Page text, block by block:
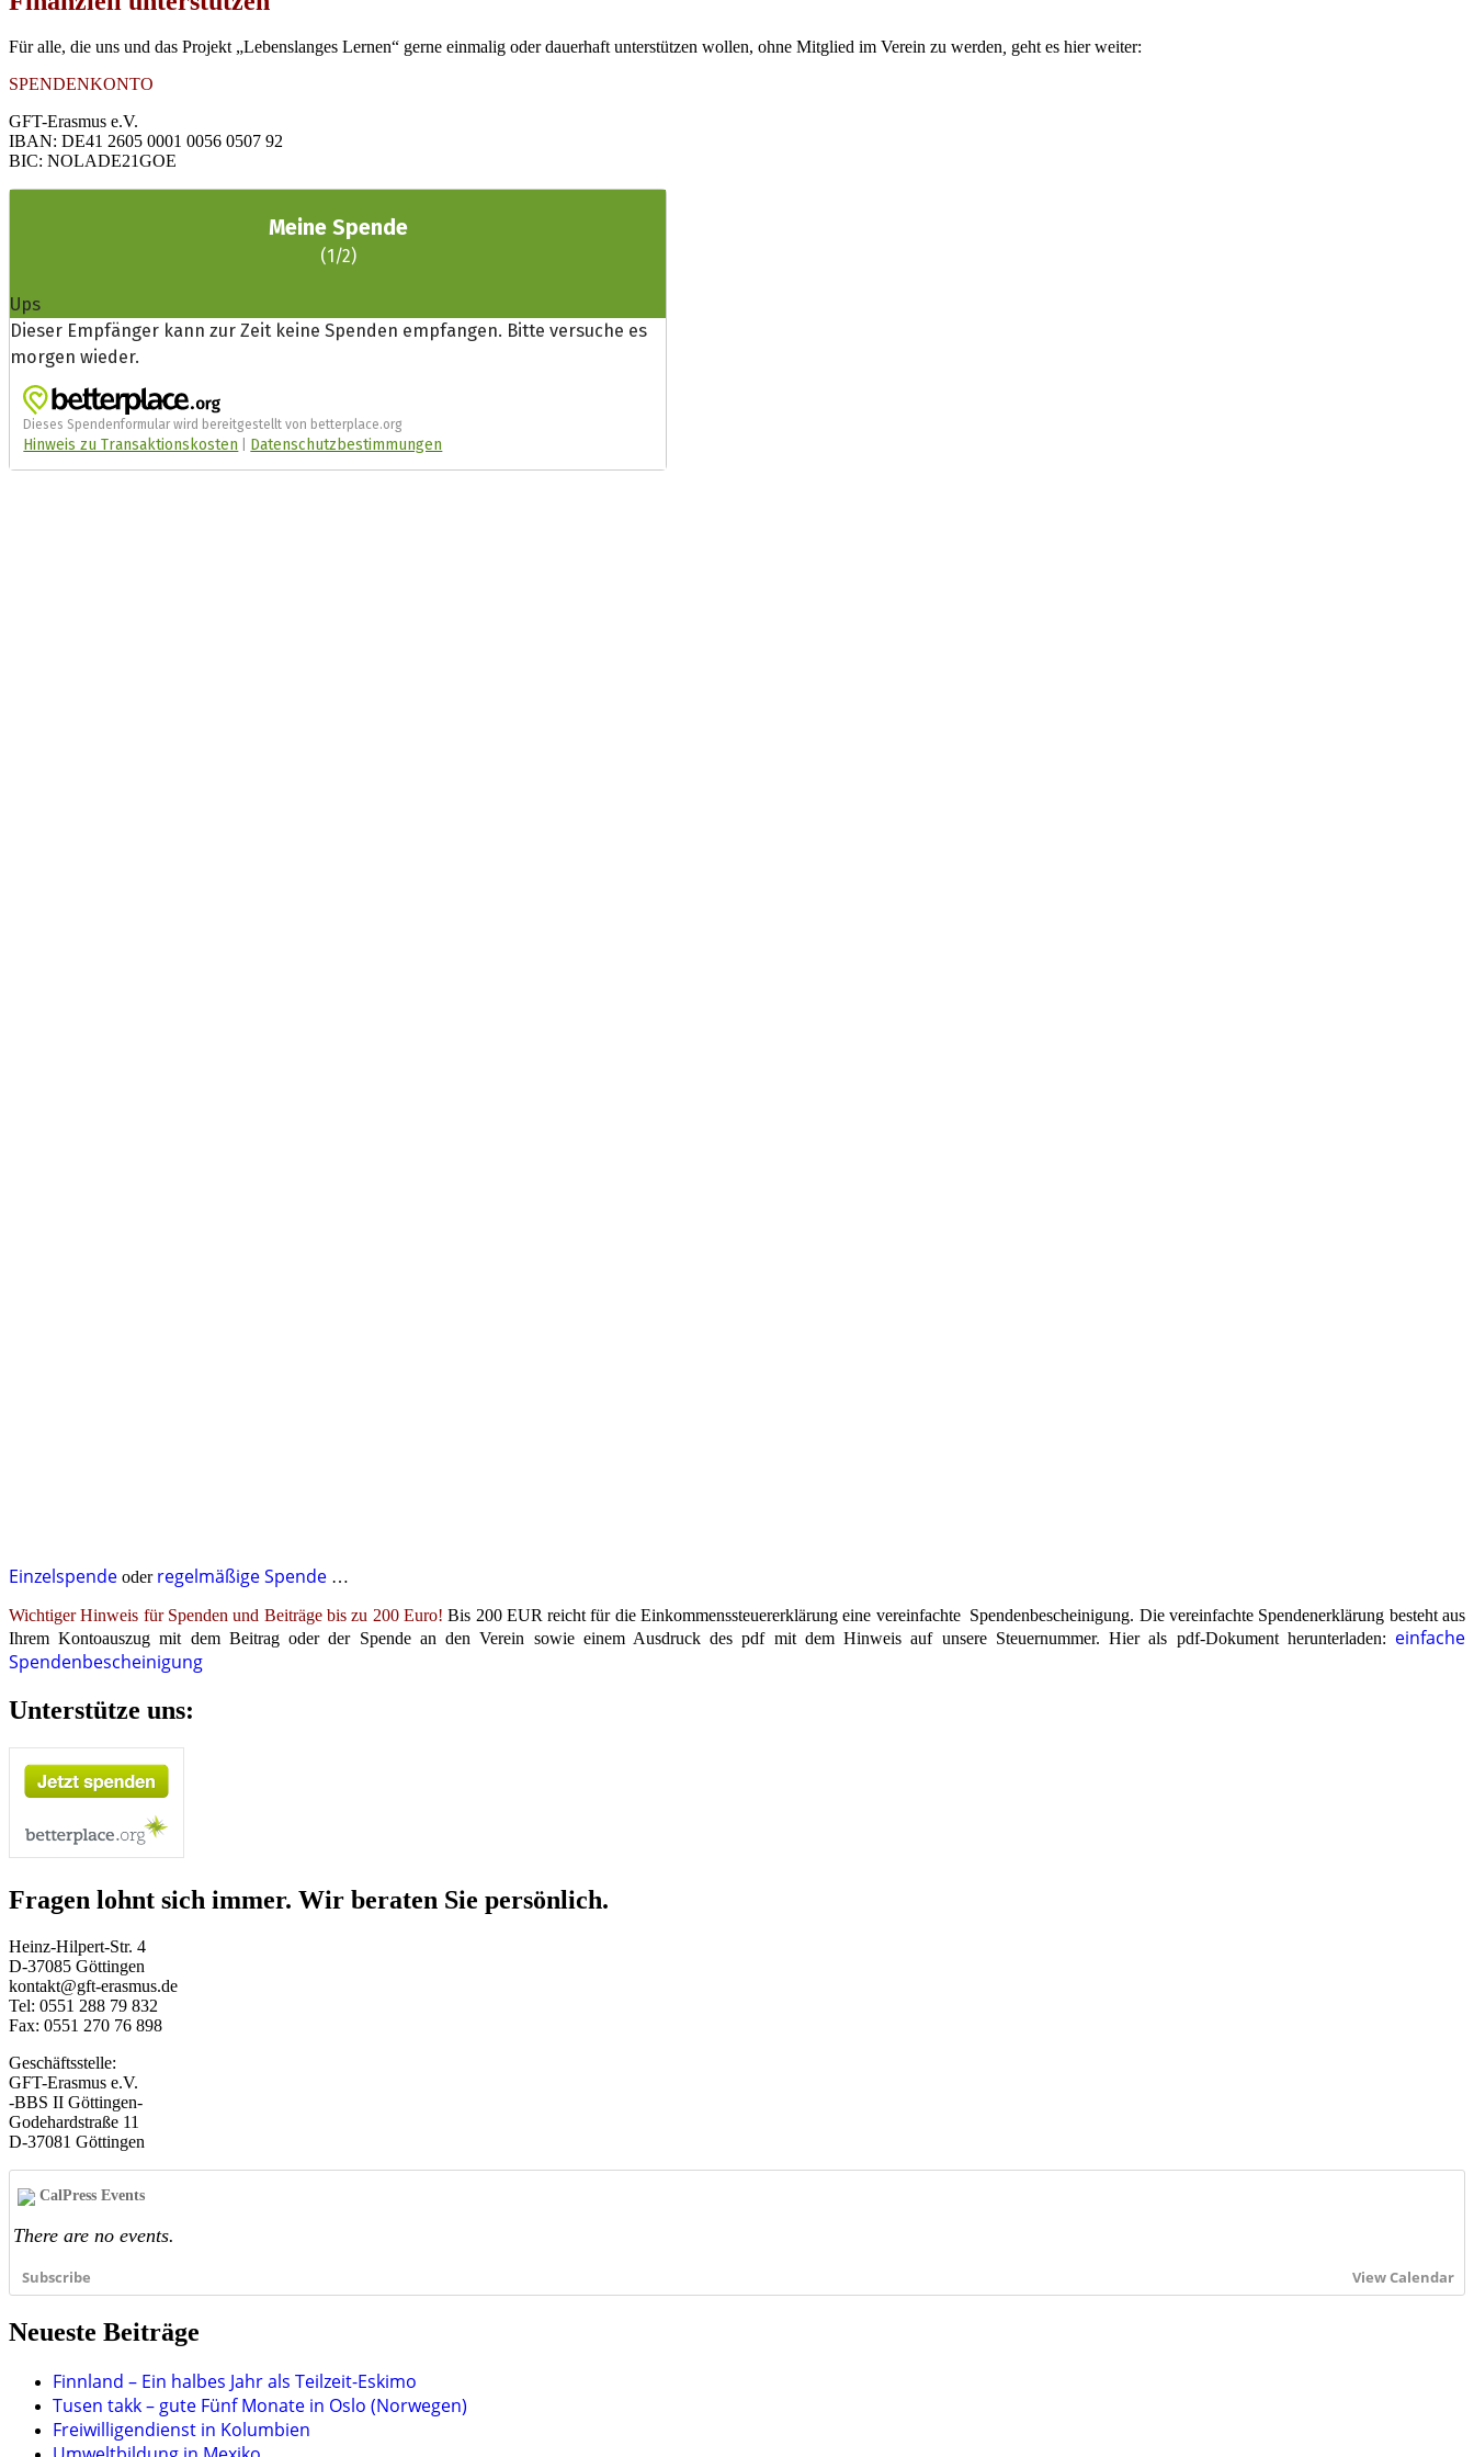
Für alle, die uns und das Projekt „Lebenslanges Lernen“ gerne einmalig oder dauerhaft unterstützen wollen, ohne Mitglied im Verein zu werden, geht es hier weiter:
SPENDENKONTO
GFT-Erasmus e.V.
IBAN: DE41 2605 0001 0056 0507 92
BIC: NOLADE21GOE
Einzelspende oder regelmäßige Spende …
Wichtiger Hinweis für Spenden und Beiträge bis zu 200 Euro! Bis 200 EUR reicht für die Einkommenssteuererklärung eine vereinfachte Spendenbescheinigung. Die vereinfachte Spendenerklärung besteht aus
Ihrem Kontoauszug mit dem Beitrag oder der Spende an den Verein sowie einem Ausdruck des pdf mit dem Hinweis auf unsere Steuernummer. Hier als pdf-Dokument herunterladen: einfache
Spendenbescheinigung
Unterstütze uns:
Fragen lohnt sich immer. Wir beraten Sie persönlich.
Heinz-Hilpert-Str. 4
D-37085 Göttingen
kontakt@gft-erasmus.de
Tel: 0551 288 79 832
Fax: 0551 270 76 898
Geschäftsstelle:
GFT-Erasmus e.V.
-BBS II Göttingen-
Godehardstraße 11
D-37081 Göttingen
CalPress Events
There are no events.
Subscribe View Calendar
Neueste Beiträge
Finnland – Ein halbes Jahr als Teilzeit-Eskimo
Tusen takk – gute Fünf Monate in Oslo (Norwegen)
Freiwilligendienst in Kolumbien